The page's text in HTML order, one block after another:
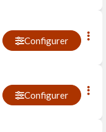
Configurer
Configurer